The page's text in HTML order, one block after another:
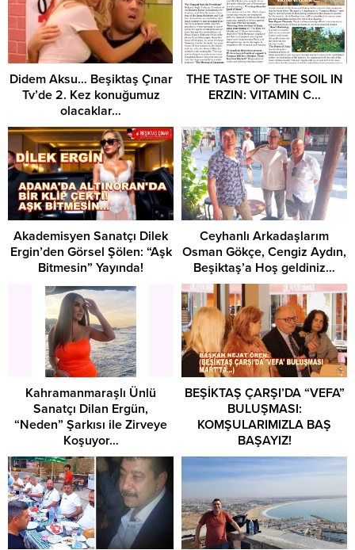
Didem Aksu… Beşiktaş Çınar
Tv’de 2. Kez konuğumuz
olacaklar…
THE TASTE OF THE SOIL IN
ERZIN: VITAMIN C…
Akademisyen Sanatçı Dilek
Ergin’den Görsel Şölen: “Aşk
Bitmesin” Yayında!
Ceyhanlı Arkadaşlarım
Osman Gökçe, Cengiz Aydın,
Beşiktaş’a Hoş geldiniz…
Kahramanmaraşlı Ünlü
Sanatçı Dilan Ergün,
“Neden” Şarkısı ile Zirveye
Koşuyor…
​BEŞİKTAŞ ÇARŞI’DA “VEFA”
BULUŞMASI:
KOMŞULARIMIZLA BAŞ
BAŞAYIZ!